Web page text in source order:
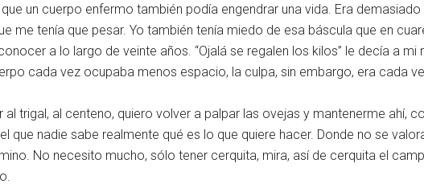
un cuerpo enfermo también podía engendrar una vida. Era
me tenía que pesar. Yo también tenía miedo de esa báscula que en
a lo largo de veinte años. “Ojalá se regalen los kilos” le decía a mi
cada vez ocupaba menos espacio, la culpa, sin embargo, era cada
trigal, al centeno, quiero volver a palpar las ovejas y mantenerme ahí,
que nadie sabe realmente qué es lo que quiere hacer. Donde no se
No necesito mucho, sólo tener cerquita, mira, así de cerquita el